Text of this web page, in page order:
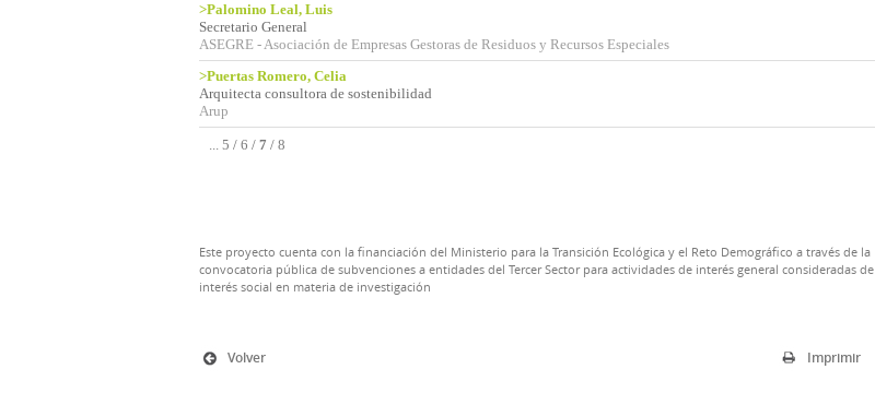
>Palomino Leal, Luis
Secretario General
ASEGRE - Asociación de Empresas Gestoras de Residuos y Recursos Especiales
>Puertas Romero, Celia
Arquitecta consultora de sostenibilidad
Arup
... 5 / 6 / 7 / 8
Este proyecto cuenta con la financiación del Ministerio para la Transición Ecológica y el Reto Demográfico a través de la
convocatoria pública de subvenciones a entidades del Tercer Sector para actividades de interés general consideradas de
interés social en materia de investigación
Imprimir
Volver